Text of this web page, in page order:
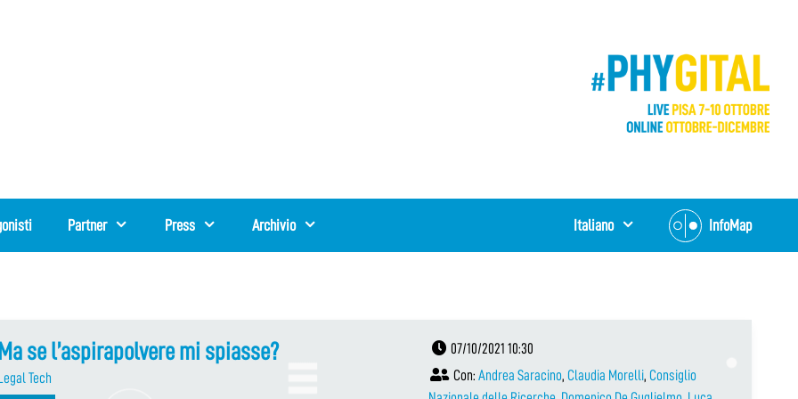
Partner Press Archivio InfoMap
Italiano
Ma se l’aspirapolvere mi spiasse?
Tech
07/10/2021 10:30
Con: Andrea Saracino, Claudia Morelli, Consiglio